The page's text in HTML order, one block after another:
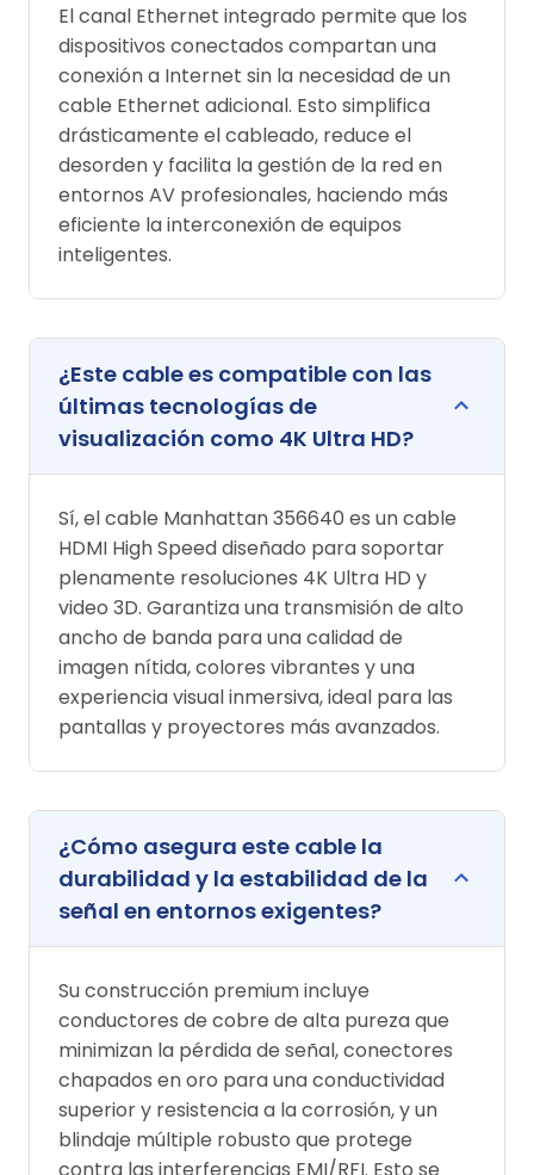
El canal Ethernet integrado permite que los
dispositivos conectados compartan una
conexión a Internet sin la necesidad de un
cable Ethernet adicional. Esto simplifica
drásticamente el cableado, reduce el
desorden y facilita la gestión de la red en
entornos AV profesionales, haciendo más
eficiente la interconexión de equipos
inteligentes.
¿Este cable es compatible con las
últimas tecnologías de
visualización como 4K Ultra HD?
Sí, el cable Manhattan 356640 es un cable
HDMI High Speed diseñado para soportar
plenamente resoluciones 4K Ultra HD y
video 3D. Garantiza una transmisión de alto
ancho de banda para una calidad de
imagen nítida, colores vibrantes y una
experiencia visual inmersiva, ideal para las
pantallas y proyectores más avanzados.
¿Cómo asegura este cable la
durabilidad y la estabilidad de la
señal en entornos exigentes?
Su construcción premium incluye
conductores de cobre de alta pureza que
minimizan la pérdida de señal, conectores
chapados en oro para una conductividad
superior y resistencia a la corrosión, y un
blindaje múltiple robusto que protege
contra las interferencias EMI/RFI. Esto se